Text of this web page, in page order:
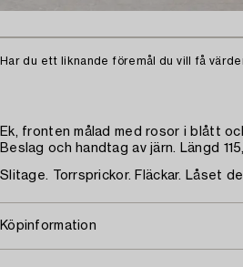
Har du ett liknande föremål du vill få
Ek, fronten målad med rosor i blått
Beslag och handtag av järn. Längd
Slitage. Torrsprickor. Fläckar. Låset
Köpinformation